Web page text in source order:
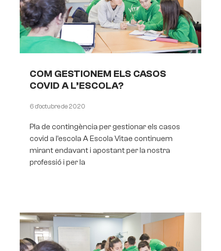
COM GESTIONEM ELS CASOS
COVID A L’ESCOLA?
6 d'octubre de 2020
Pla de contingència per gestionar els casos
covid a l’escola A Escola Vitae continuem
mirant endavant i apostant per la nostra
professió i per la